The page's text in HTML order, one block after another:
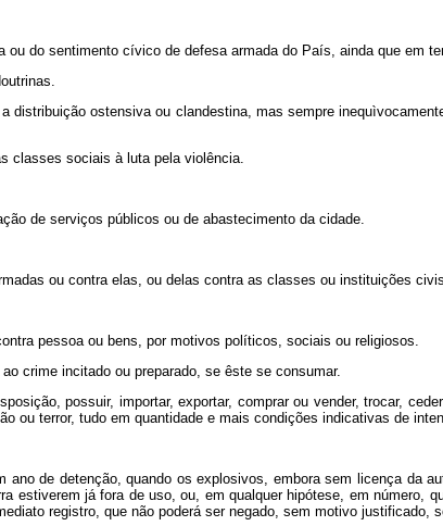
ou do sentimento cívico de defesa armada do País, ainda que em
distribuição ostensiva ou clandestina, mas sempre
classes sociais à luta pela violência.
de serviços públicos ou de abastecimento da cidade.
ou contra elas, ou delas contra as classes ou instituições
pessoa ou bens, por motivos políticos, sociais ou religiosos.
crime incitado ou preparado, se êste se consumar.
possuir, importar, exportar, comprar ou vender, trocar,
ou terror, tudo em quantidade e mais condições indicativas de
ano de detenção, quando os explosivos, embora sem licença da
estiverem já fora de uso, ou, em qualquer hipótese, em
registro, que não poderá ser negado, sem motivo justificado,